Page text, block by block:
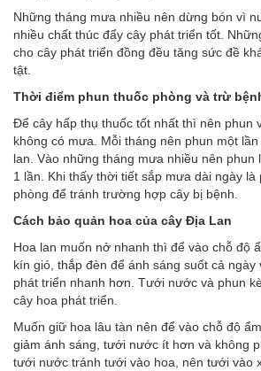
Những tháng mưa nhiều nên dừng bón vì
nhiều chất thúc đẩy cây phát triển tốt.
cho cây phát triển đồng đều tăng sức đề
tật.
Thời điểm phun thuốc phòng và trừ
Để cây hấp thụ thuốc tốt nhất thì nên phun
không có mưa. Mỗi tháng nên phun một
lan. Vào những tháng mưa nhiều nên phun
1 lần. Khi thấy thời tiết sắp mưa dài ngày
phòng để tránh trường hợp cây bị bệnh.
Cách bảo quản hoa của cây Địa Lan
Hoa lan muốn nở nhanh thì để vào chỗ độ
kín gió, thắp đèn để ánh sáng suốt cả ngày
phát triển nhanh hơn. Tưới nước và phun
cây hoa phát triển.
Muốn giữ hoa lâu tàn nên để vào chỗ độ
giảm ánh sáng, tưới nước ít hơn và không
tưới nước tránh tưới vào hoa, nên tưới vào